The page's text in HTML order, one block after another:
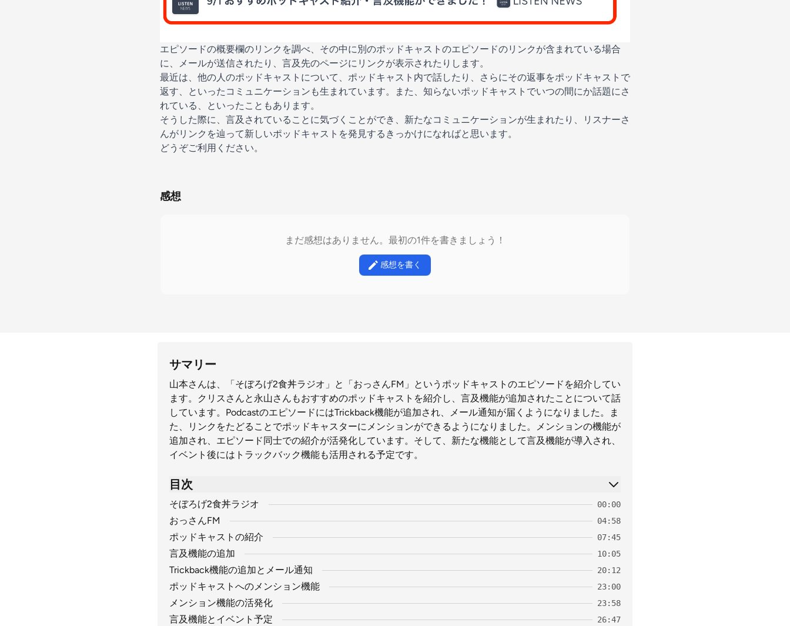
エピソードの概要欄のリンクを調べ、その中に別のポッドキャストのエピソードのリンクが含まれている場合
に、メールが送信されたり、言及先のページにリンクが表示されたりします。
最近は、他の人のポッドキャストについて、ポッドキャスト内で話したり、さらにその返事をポッドキャストで
返す、といったコミュニケーションも生まれています。また、知らないポッドキャストでいつの間にか話題にさ
れている、といったこともあります。
そうした際に、言及されていることに気づくことができ、新たなコミュニケーションが生まれたり、リスナーさ
んがリンクを辿って新しいポッドキャストを発見するきっかけになればと思います。
どうぞご利用ください。
感想
まだ感想はありません。最初の1件を書きましょう！
感想を書く
サマリー
山本さんは、「そぼろげ2食丼ラジオ」と「おっさんFM」というポッドキャストのエピソードを紹介してい
ます。クリスさんと永山さんもおすすめのポッドキャストを紹介し、言及機能が追加されたことについて話
しています。PodcastのエピソードにはTrickback機能が追加され、メール通知が届くようになりました。ま
た、リンクをたどることでポッドキャスターにメンションができるようになりました。メンションの機能が
追加され、エピソード同士での紹介が活発化しています。そして、新たな機能として言及機能が導入され、
イベント後にはトラックバック機能も活用される予定です。
目次
そぼろげ2食丼ラジオ 00:00
おっさんFM 04:58
ポッドキャストの紹介 07:45
言及機能の追加 10:05
Trickback機能の追加とメール通知 20:12
ポッドキャストへのメンション機能 23:00
メンション機能の活発化 23:58
言及機能とイベント予定 26:47